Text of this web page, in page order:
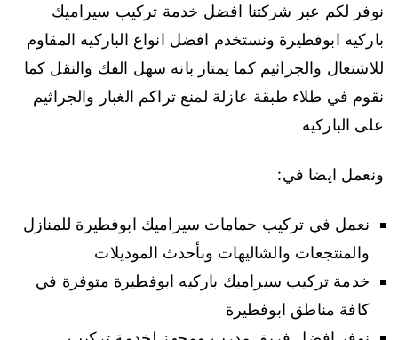
نوفر لكم عبر شركتنا افضل خدمة تركيب سيراميك
باركيه ابوفطيرة ونستخدم افضل انواع الباركيه المقاوم
للاشتعال والجراثيم كما يمتاز بانه سهل الفك والنقل كما
نقوم في طلاء طبقة عازلة لمنع تراكم الغبار والجراثيم
على الباركيه
ونعمل ايضا في:
نعمل في تركيب حمامات سيراميك ابوفطيرة للمنازل
والمنتجعات والشاليهات وبأحدث الموديلات
خدمة تركيب سيراميك باركيه ابوفطيرة متوفرة في
كافة مناطق ابوفطيرة